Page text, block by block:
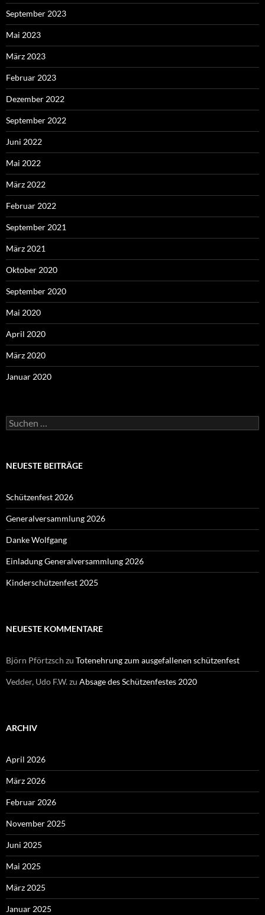
September 2023
Mai 2023
März 2023
Februar 2023
Dezember 2022
September 2022
Juni 2022
Mai 2022
März 2022
Februar 2022
September 2021
März 2021
Oktober 2020
September 2020
Mai 2020
April 2020
März 2020
Januar 2020
Suchen
nach:
NEUESTE BEITRÄGE
Schützenfest 2026
Generalversammlung 2026
Danke Wolfgang
Einladung Generalversammlung 2026
Kinderschützenfest 2025
NEUESTE KOMMENTARE
Björn Pförtzsch zu Totenehrung zum ausgefallenen schützenfest
Vedder, Udo F.W.zu Absage des Schützenfestes 2020
ARCHIV
April 2026
März 2026
Februar 2026
November 2025
Juni 2025
Mai 2025
März 2025
Januar 2025